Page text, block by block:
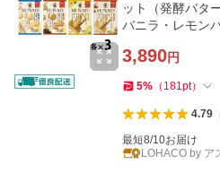
ット（発酵バタ
バニラ・レモン
3,890円
5% （ 181pt）
4.79
最短8/10お届け
LOHACO by ア